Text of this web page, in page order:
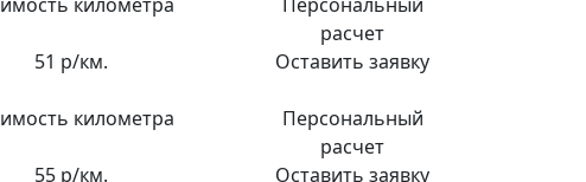
километра
Персональный
расчет
51 р/км.
Оставить заявку
километра
Персональный
расчет
55 р/км.
Оставить заявку